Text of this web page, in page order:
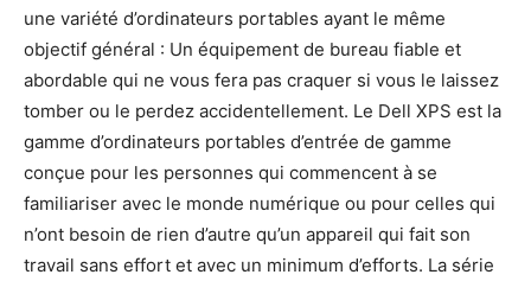
une variété d’ordinateurs portables ayant le même
objectif général : Un équipement de bureau fiable et
abordable qui ne vous fera pas craquer si vous le laissez
tomber ou le perdez accidentellement. Le Dell XPS est la
gamme d’ordinateurs portables d’entrée de gamme
conçue pour les personnes qui commencent à se
familiariser avec le monde numérique ou pour celles qui
n’ont besoin de rien d’autre qu’un appareil qui fait son
travail sans effort et avec un minimum d’efforts. La série